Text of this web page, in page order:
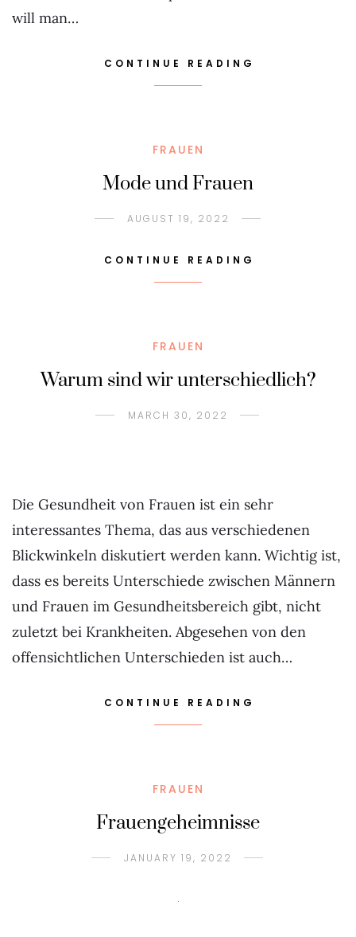
will man…
CONTINUE READING
FRAUEN
Mode und Frauen
AUGUST 19, 2022
CONTINUE READING
FRAUEN
Warum sind wir unterschiedlich?
MARCH 30, 2022
Die Gesundheit von Frauen ist ein sehr
interessantes Thema, das aus verschiedenen
Blickwinkeln diskutiert werden kann. Wichtig ist,
dass es bereits Unterschiede zwischen Männern
und Frauen im Gesundheitsbereich gibt, nicht
zuletzt bei Krankheiten. Abgesehen von den
offensichtlichen Unterschieden ist auch…
CONTINUE READING
FRAUEN
Frauengeheimnisse
JANUARY 19, 2022